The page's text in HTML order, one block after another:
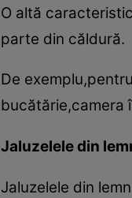
O altă
parte din căldură.
De
bucătărie,camera
Jaluzelele din
Jaluzelele din